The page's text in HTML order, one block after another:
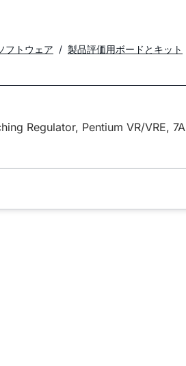
フトウェア 製品評価用ボードとキット
Regulator, Pentium VR/VRE, 7A